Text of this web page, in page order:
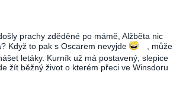
prachy zděděné po mámě, Alžběta nic
Když to pak s Oscarem nevyjde
, může
letáky. Kurník už má postavený, slepice
žít běžný život o kterém přeci ve Winsdoru